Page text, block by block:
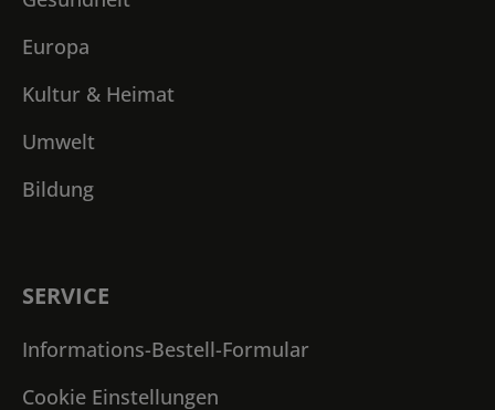
Europa
Kultur & Heimat
Umwelt
Bildung
SERVICE
Informations-Bestell-Formular
Cookie Einstellungen